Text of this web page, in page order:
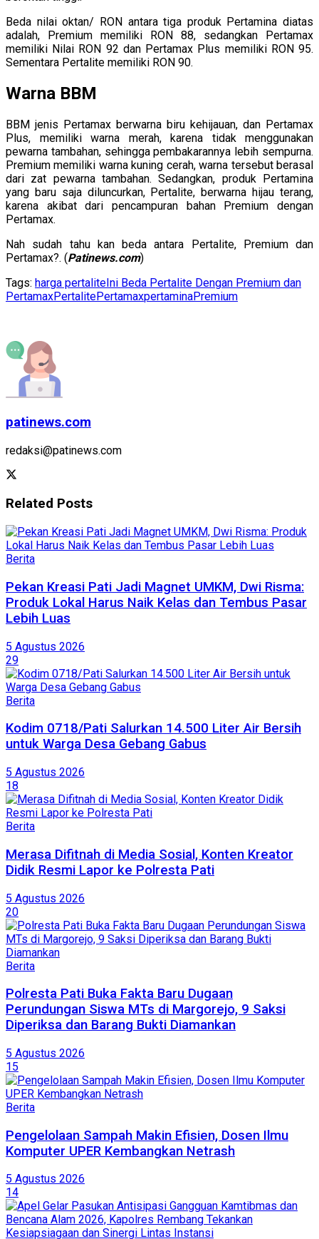
Beda nilai oktan/ RON antara tiga produk Pertamina diatas
adalah, Premium memiliki RON 88, sedangkan Pertamax
memiliki Nilai RON 92 dan Pertamax Plus memiliki RON 95.
Sementara Pertalite memiliki RON 90.
Warna BBM
BBM jenis Pertamax berwarna biru kehijauan, dan Pertamax
Plus, memiliki warna merah, karena tidak menggunakan
pewarna tambahan, sehingga pembakarannya lebih sempurna.
Premium memiliki warna kuning cerah, warna tersebut berasal
dari zat pewarna tambahan. Sedangkan, produk Pertamina
yang baru saja diluncurkan, Pertalite, berwarna hijau terang,
karena akibat dari pencampuran bahan Premium dengan
Pertamax.
Nah sudah tahu kan beda antara Pertalite, Premium dan
Pertamax?. (Patinews.com)
Tags: harga pertaliteIni Beda Pertalite Dengan Premium dan
PertamaxPertalitePertamaxpertaminaPremium
patinews.com
redaksi@patinews.com
Related Posts
Berita
Pekan Kreasi Pati Jadi Magnet UMKM, Dwi Risma:
Produk Lokal Harus Naik Kelas dan Tembus Pasar
Lebih Luas
5 Agustus 2026
29
Berita
Kodim 0718/Pati Salurkan 14.500 Liter Air Bersih
untuk Warga Desa Gebang Gabus
5 Agustus 2026
18
Berita
Merasa Difitnah di Media Sosial, Konten Kreator
Didik Resmi Lapor ke Polresta Pati
5 Agustus 2026
20
Berita
Polresta Pati Buka Fakta Baru Dugaan
Perundungan Siswa MTs di Margorejo, 9 Saksi
Diperiksa dan Barang Bukti Diamankan
5 Agustus 2026
15
Berita
Pengelolaan Sampah Makin Efisien, Dosen Ilmu
Komputer UPER Kembangkan Netrash
5 Agustus 2026
14